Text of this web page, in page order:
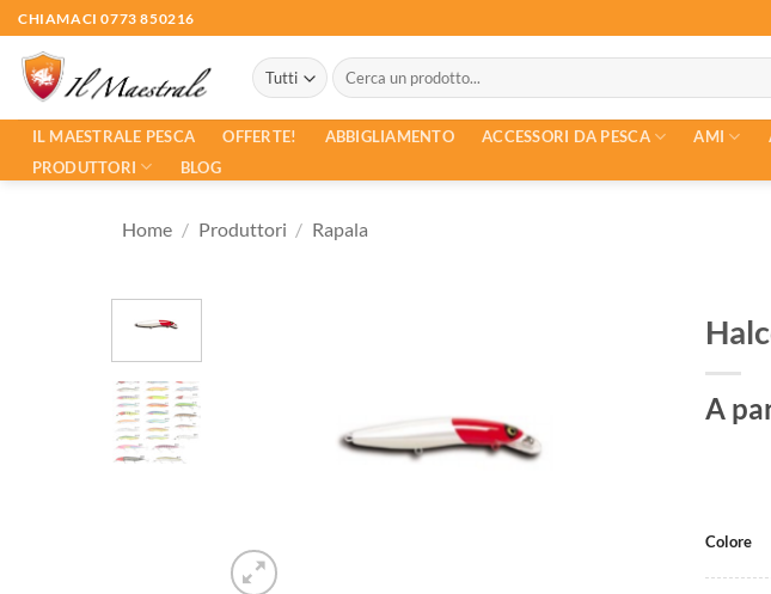
Salta
ai
contenuti
CHIAMACI 0773 850216
Cerca:
IL MAESTRALE PESCA OFFERTE! ABBIGLIAMENTO ACCESSORI DA PESCA AMI
PRODUTTORI
BLOG
Home / Produttori / Rapala
A
Colore